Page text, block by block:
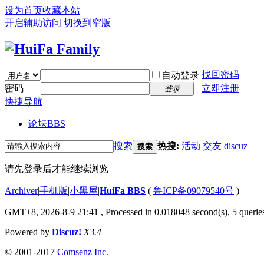
设为首页收藏本站
开启辅助访问 切换到窄版
自动登录 找回密码
密码
登录
立即注册
快捷导航
论坛BBS
搜索 搜索 热搜: 活动 交友 discuz
请先登录后才能继续浏览
Archiver|手机版|小黑屋|HuiFa BBS ( 鲁ICP备09079540号 )
GMT+8, 2026-8-9 21:41 , Processed in 0.018048 second(s), 5
Powered by Discuz! X3.4
© 2001-2017 Comsenz Inc.